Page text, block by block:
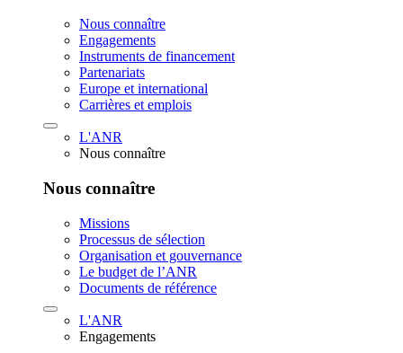
Nous connaître
Engagements
Instruments de financement
Partenariats
Europe et international
Carrières et emplois
L'ANR
Nous connaître
Nous connaître
Missions
Processus de sélection
Organisation et gouvernance
Le budget de l’ANR
Documents de référence
L'ANR
Engagements